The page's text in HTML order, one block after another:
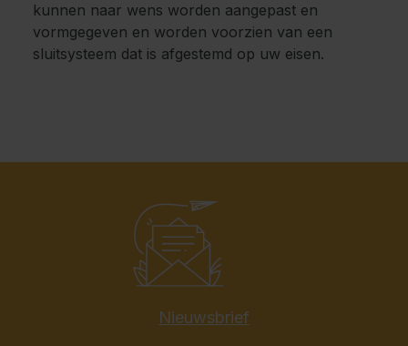
kunnen naar wens worden aangepast en
vormgegeven en worden voorzien van een
sluitsysteem dat is afgestemd op uw eisen.
Nieuwsbrief